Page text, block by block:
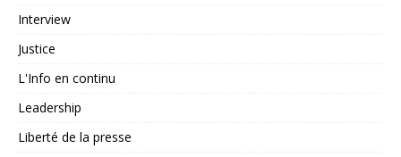
Interview
Justice
L'Info en continu
Leadership
Liberté de la presse